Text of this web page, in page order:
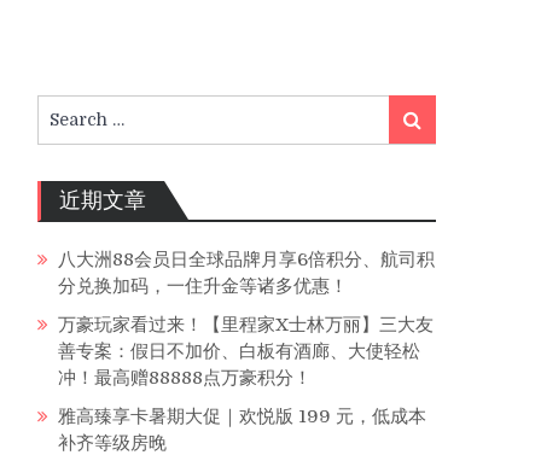
for:
Search
近期文章
八大洲88会员日全球品牌月享6倍积分、航司积
分兑换加码，一住升金等诸多优惠！
万豪玩家看过来！【里程家X士林万丽】三大友
善专案：假日不加价、白板有酒廊、大使轻松
冲！最高赠88888点万豪积分！
雅高臻享卡暑期大促｜欢悦版 199 元，低成本
补齐等级房晚